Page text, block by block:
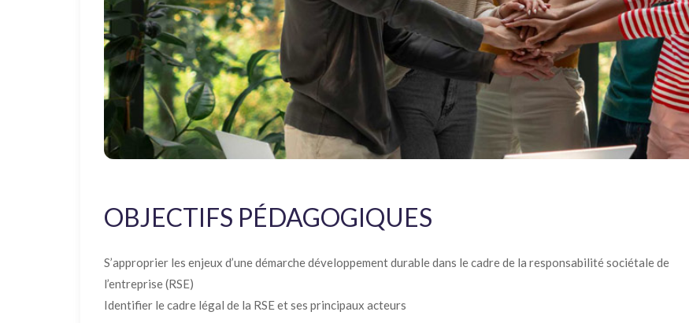
OBJECTIFS PÉDAGOGIQUES
S’approprier les enjeux d’une démarche développement durable dans le cadre de la responsabilité sociétale de
l’entreprise (RSE)
Identifier le cadre légal de la RSE et ses principaux acteurs